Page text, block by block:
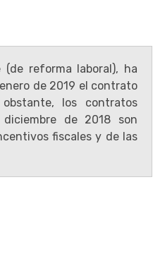
reforma laboral), ha
de 2019 el contrato
los contratos
de 2018 son
fiscales y de las